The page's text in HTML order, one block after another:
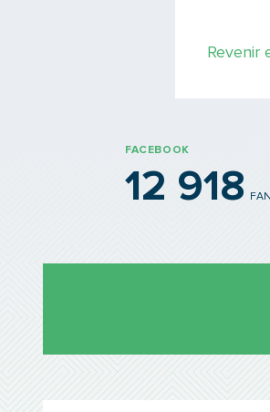
Revenir
FACEBOOK
12 918